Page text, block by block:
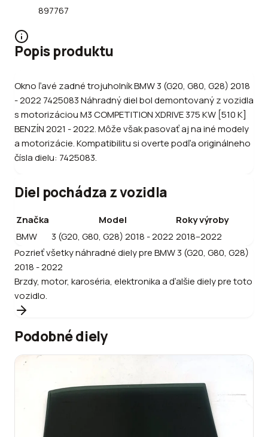
897767
Popis produktu
Okno ľavé zadné trojuholník BMW 3 (G20, G80, G28) 2018
- 2022 7425083 Náhradný diel bol demontovaný z vozidla
s motorizáciou M3 COMPETITION XDRIVE 375 KW [510 K]
BENZÍN 2021 - 2022. Môže však pasovať aj na iné modely
a motorizácie. Kompatibilitu si overte podľa originálneho
čísla dielu: 7425083.
Diel pochádza z vozidla
Značka Model
Roky výroby
BMW
3 (G20, G80, G28) 2018 - 2022 2018–2022
Pozrieť všetky náhradné diely preBMW3 (G20, G80, G28)
2018 - 2022
Brzdy, motor, karoséria, elektronika a ďalšie diely pre toto
vozidlo.
Podobné diely